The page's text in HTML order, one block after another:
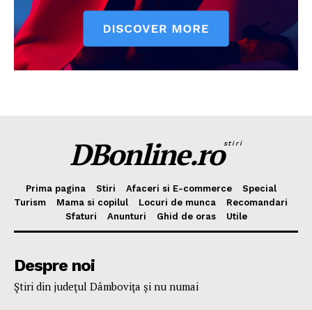
DBonline.rostiri
Prima pagina Stiri Afaceri si E-commerce
Special
Turism
Mama si copilul Locuri de munca
Recomandari
Sfaturi
Anunturi Ghid de oras Utile
Despre noi
Ştiri din judeţul Dâmboviţa şi nu numai